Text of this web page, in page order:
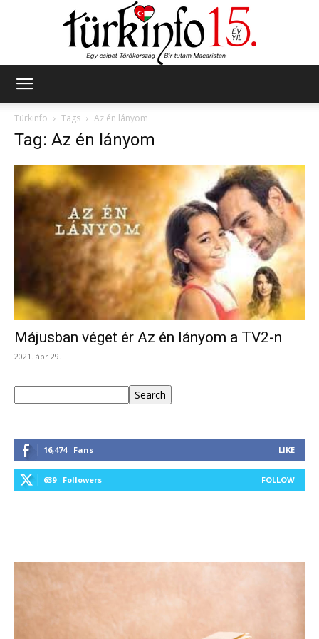
Türkinfo
Tags Az én lányom
Tag: Az én lányom
Májusban véget ér Az én lányom a TV2-n
2021. ápr 29.
Search
16,474 Fans LIKE
639 Followers FOLLOW